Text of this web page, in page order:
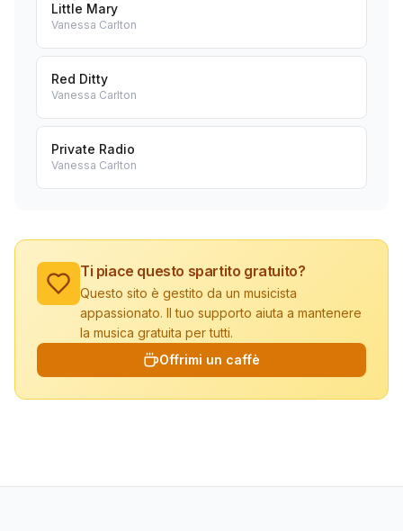
Little Mary
Vanessa Carlton
Red Ditty
Vanessa Carlton
Private Radio
Vanessa Carlton
Ti piace questo spartito gratuito?
Questo sito è gestito da un musicista
appassionato. Il tuo supporto aiuta a mantenere
la musica gratuita per tutti.
Offrimi un caffè